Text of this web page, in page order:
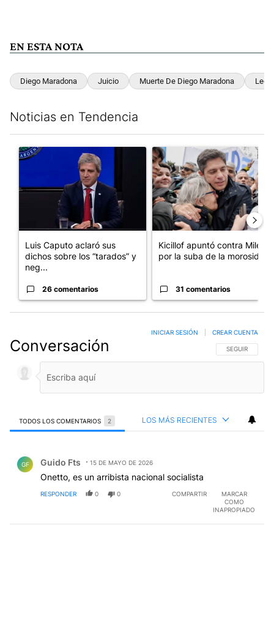
EN ESTA NOTA
Diego Maradona Juicio Muerte De Diego Maradona
Noticias en Tendencia
Un artículo de tendencia con el título "Luis Caputo aclaró sus
Luis Caputo aclaró sus
dichos sobre los “tarados” y
neg...
26 comentarios
Un artículo de tendencia con
Kicillof apuntó contra Milei
por la suba de la morosida...
31 comentarios
Conversación SIGA ESTA
SEGUIR
INICIAR SESIÓN CREAR CUENTA
TODOS LOS COMENTARIOS 2 LOS MÁS RECIENTES
GF Guido Fts 15 DE MAYO DE 2026
Onetto, es un arribista nacional socialista
RESPONDER 0 0 COMPARTIR
MARCAR
COMO
INAPROPIADO